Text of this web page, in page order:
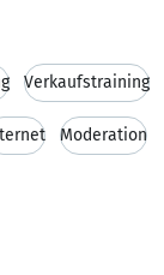
Verkaufstraining
Moderation